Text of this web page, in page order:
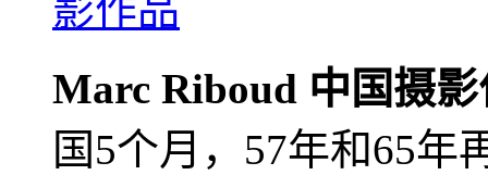
Marc Riboud 中国摄
国5个月，57年和65年